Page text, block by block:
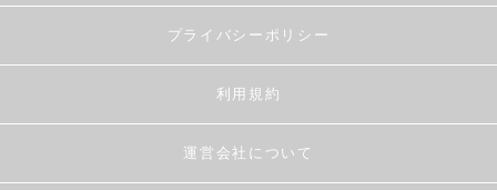
プライバシーポリシー
利用規約
運営会社について